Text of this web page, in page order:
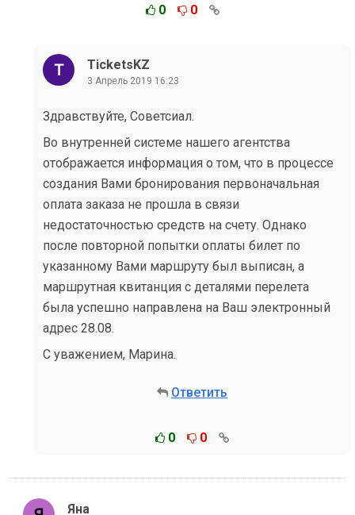
0 0
TicketsKZ
3 Апрель 2019 16:23
Здравствуйте, Советсиал.
Во внутренней системе нашего агентства
отображается информация о том, что в процессе
создания Вами бронирования первоначальная
оплата заказа не прошла в связи
недостаточностью средств на счету. Однако
после повторной попытки оплаты билет по
указанному Вами маршруту был выписан, а
маршрутная квитанция с деталями перелета
была успешно направлена на Ваш электронный
адрес 28.08.
С уважением, Марина.
Ответить
0 0
Яна